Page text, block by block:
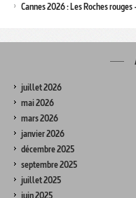
Cannes 2026 : Les Roches
juillet 2026
mai 2026
mars 2026
janvier 2026
décembre 2025
septembre 2025
juillet 2025